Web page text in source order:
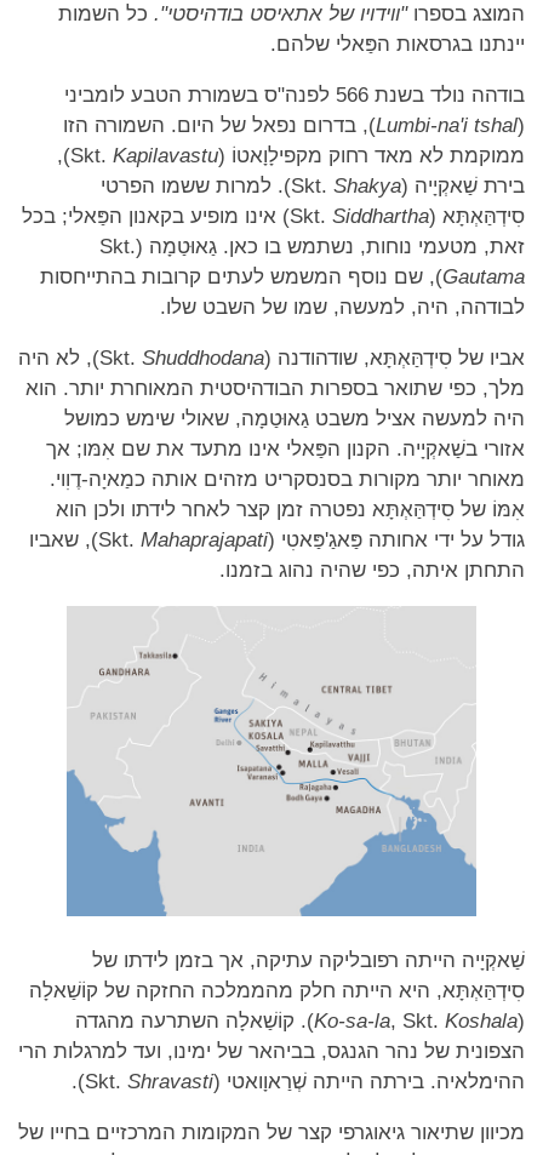
המוצג בספרו"ווידויו של אתאיסט בודהיסטי". כל השמות
יינתנו בגרסאות הפַּאלי שלהם.
בודהה נולד בשנת 566 לפנה"ס בשמורת הטבע לומביני
(
Lumbi-na'i tshal), בדרום נפאל של היום. השמורה הזו
ממוקמת לא מאד רחוק מקפילָוָאטוֹ (Skt.Kapilavastu
),
בירת שַׁאקְיָיה (Skt.Shakya
). למרות ששמו הפרטי
סִידְהַּאְתָּא (Skt.Siddhartha
) אינו מופיע בקאנון הפַּאלי; בכל
זאת, מטעמי נוחות, נשתמש בו כאן. גַאוּטַמָה (Skt.
Gautama), שם נוסף המשמש לעתים קרובות בהתייחסות
לבודהה, היה, למעשה, שמו של השבט שלו.
אביו של סִידְהַּאְתָּא, שודהודנה (Skt.Shuddhodana
), לא היה
מלך, כפי שתואר בספרות הבודהיסטית המאוחרת יותר. הוא
היה למעשה אציל משבט גַאוּטַמָה, שאולי שימש כמושל
אזורי בשַׁאקְיָיה. הקנון הפַּאלי אינו מתעד את שם אִמּו; אך
מאוחר יותר מקורות בסנסקריט מזהים אותה כמַאיָה-דֶוִוי.
אִמּוֹ של סִידְהַּאְתָּא נפטרה זמן קצר לאחר לידתו ולכן הוא
גודל על ידי אחותה פַּאגַ'פַּאטִי (Skt.Mahaprajapati
), שאביו
התחתן איתה, כפי שהיה נהוג בזמנו.
שַׁאקְיָיה הייתה רפובליקה עתיקה, אך בזמן לידתו של
סִידְהַּאְתָּא, היא הייתה חלק מהממלכה החזקה של קוֹשַׁאלָה
(
Ko-sa-la, Skt. Koshala
). קוֹשַׁאלָה השתרעה מהגדה
הצפונית של נהר הגנגס, בביהאר של ימינו, ועד למרגלות הרי
ההימלאיה. בירתה הייתה שְׁרַאוָואטי (Skt.Shravasti
).
מכיוון שתיאור גיאוגרפי קצר של המקומות המרכזיים בחייו של